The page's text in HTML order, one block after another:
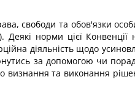
свободи та обов'язки
норми цієї
діяльність щодо
за допомогою чи
та виконання